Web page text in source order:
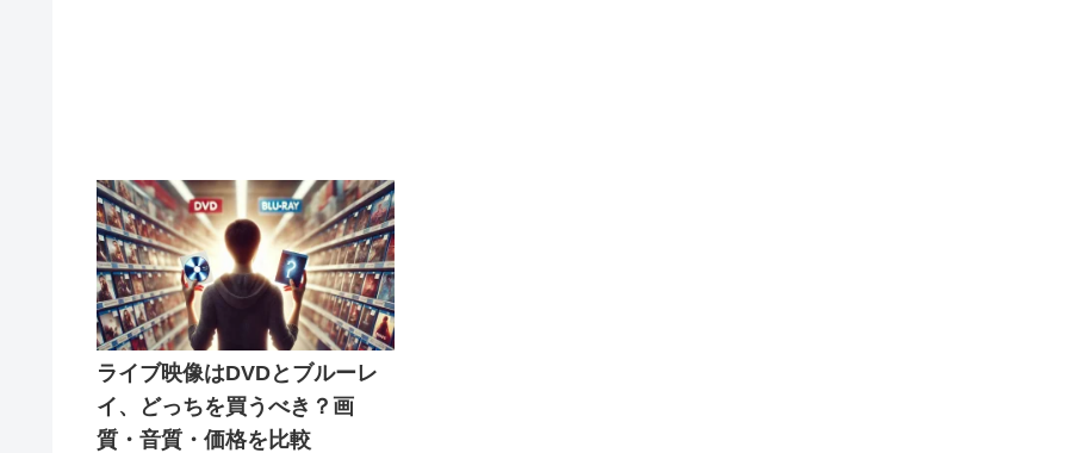
ライブ映像はDVDとブルーレ
イ、どっちを買うべき？画
質・音質・価格を比較